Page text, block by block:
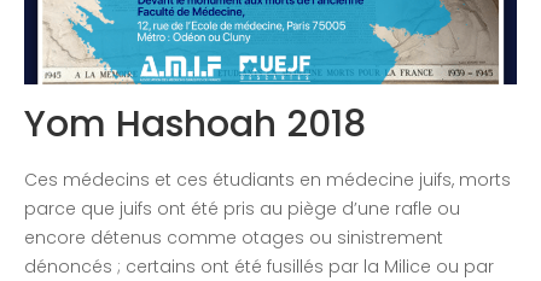
Yom Hashoah 2018
Ces médecins et ces étudiants en médecine juifs, morts
parce que juifs ont été pris au piège d’une rafle ou
encore détenus comme otages ou sinistrement
dénoncés ; certains ont été fusillés par la Milice ou par